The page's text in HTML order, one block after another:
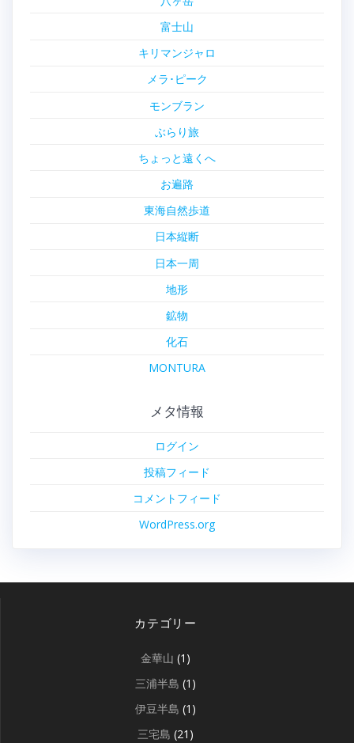
富士山
キリマンジャロ
メラ･ピーク
モンブラン
ぶらり旅
ちょっと遠くへ
お遍路
東海自然歩道
日本縦断
日本一周
地形
鉱物
化石
MONTURA
メタ情報
ログイン
投稿フィード
コメントフィード
WordPress.org
カテゴリー
金華山 (1)
三浦半島 (1)
伊豆半島 (1)
三宅島 (21)